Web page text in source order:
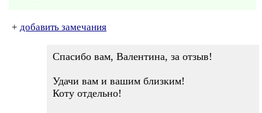
+ добавить замечания
Спасибо вам, Валентина, за отзыв!
Удачи вам и вашим близким!
Коту отдельно!